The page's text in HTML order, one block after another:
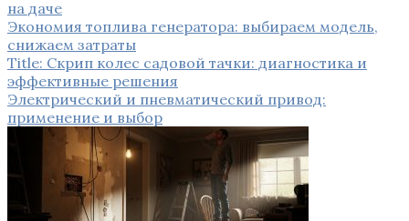
на даче
Экономия топлива генератора: выбираем модель,
снижаем затраты
Title: Скрип колес садовой тачки: диагностика и
эффективные решения
Электрический и пневматический привод:
применение и выбор